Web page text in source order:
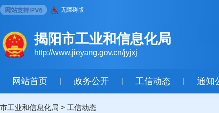
无障碍版
揭阳市工业和信息化局
http://www.jieyang.gov.cn/jyjxj
网站首页 | 政务公开 | 工信动态 | 通知
市工业和信息化局 > 工信动态